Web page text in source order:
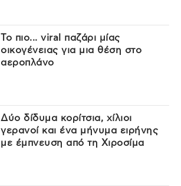
Το πιο... viral παζάρι μίας
οικογένειας για μια θέση στο
αεροπλάνο
Δύο δίδυμα κορίτσια, χίλιοι
γερανοί και ένα μήνυμα ειρήνης
με έμπνευση από τη Χιροσίμα